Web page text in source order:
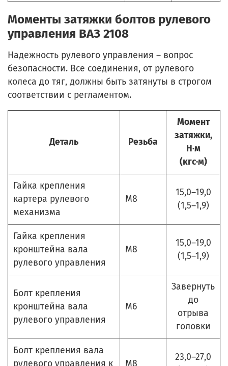
Моменты затяжки болтов рулевого
управления ВАЗ 2108
Надежность рулевого управления – вопрос
безопасности. Все соединения, от рулевого
колеса до тяг, должны быть затянуты в строгом
соответствии с регламентом.
Деталь Резьба
Момент
затяжки,
Н·м
(кгс·м)
Гайка крепления
картера рулевого
механизма
М8
15,0–19,0
(1,5–1,9)
Гайка крепления
кронштейна вала
рулевого управления
М8
15,0–19,0
(1,5–1,9)
Болт крепления
кронштейна вала
рулевого управления
М6
Завернуть
до
отрыва
головки
Болт крепления вала
рулевого управления к
М8
23,0–27,0